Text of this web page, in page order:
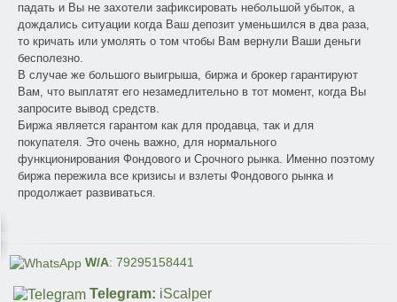
падать и Вы не захотели зафиксировать небольшой убыток, а
дождались ситуации когда Ваш депозит уменьшился в два раза,
то кричать или умолять о том чтобы Вам вернули Ваши деньги
бесполезно.
В случае же большого выигрыша, биржа и брокер гарантируют
Вам, что выплатят его незамедлительно в тот момент, когда Вы
запросите вывод средств.
Биржа является гарантом как для продавца, так и для
покупателя. Это очень важно, для нормального
функционирования Фондового и Срочного рынка. Именно поэтому
биржа пережила все кризисы и взлеты Фондового рынка и
продолжает развиваться.
W/A: 79295158441
Telegram: iScalper